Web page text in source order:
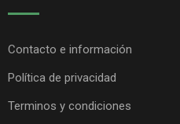
Contacto e información
Política de privacidad
Terminos y condiciones